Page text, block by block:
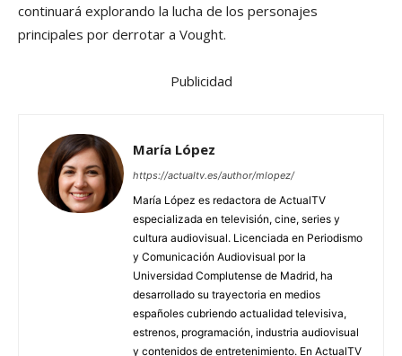
continuará explorando la lucha de los personajes
principales por derrotar a Vought.
Publicidad
María López
https://actualtv.es/author/mlopez/
María López es redactora de ActualTV
especializada en televisión, cine, series y
cultura audiovisual. Licenciada en Periodismo
y Comunicación Audiovisual por la
Universidad Complutense de Madrid, ha
desarrollado su trayectoria en medios
españoles cubriendo actualidad televisiva,
estrenos, programación, industria audiovisual
y contenidos de entretenimiento. En ActualTV